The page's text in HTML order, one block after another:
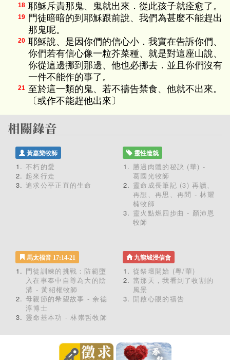
18 耶穌斥責那鬼、鬼就出來．從此孩子就痊愈了。
19 門徒暗暗的到耶穌跟前說、我們為甚麼不能趕出
那鬼呢。
20 耶穌說、是因你們的信心小．我實在告訴你們、
你們若有信心像一粒芥菜種、就是對這座山說、
你從這邊挪到那邊、他也必挪去．並且你們沒有
一件不能作的事了。
21 至於這一類的鬼、若不禱告禁食、他就不出來。
〔或作不能趕他出來〕
黃嘉樂牧師
不朽的愛
起來行走
追求公平正直的生命
靈性造就
勝過肉體的秘訣 (華) -
葛國光牧師
靈命成長筆記 (3) 再讀、
再想、再思、再問 - 林耀
楠牧師
靈火點燃四步曲 - 顏沛恩
牧師
馬太福音 17:14-21
門徒訓練的挑戰：防範墮
入在事奉中自尊為大的陰
溝 - 黃紹權牧師
母親節的希望故事 - 余德
淳博士
靈命基本功 - 林崇哲牧師
九龍城浸信會
從祭壇開始 (粵/華)
當那天，我看到了收割的
風景
開啟心眼的禱告